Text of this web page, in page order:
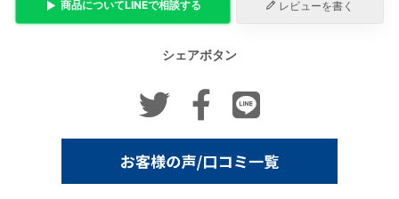
商品についてLINEで相談する レビューを書く
シェアボタン